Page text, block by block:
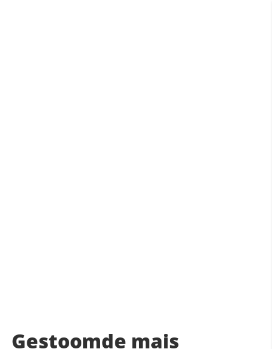
Gestoomde mais